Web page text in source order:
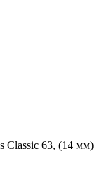
Classic 63, (14 мм)